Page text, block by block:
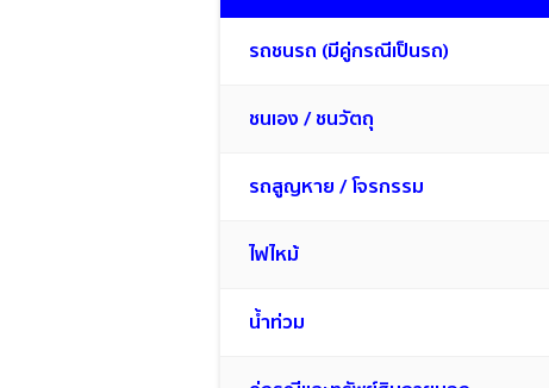
รถชนรถ (มีคู่กรณีเป็นรถ)
ชนเอง / ชนวัตถุ
รถสูญหาย / โจรกรรม
ไฟไหม้
น้ำท่วม